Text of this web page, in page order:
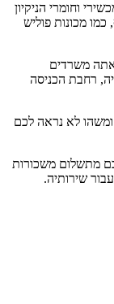
וחומרי הניקיון
מכונות פוליש
משרדים
רחבת הכניסה
לא נראה לכם
מתשלום משכורות
שירותיה.